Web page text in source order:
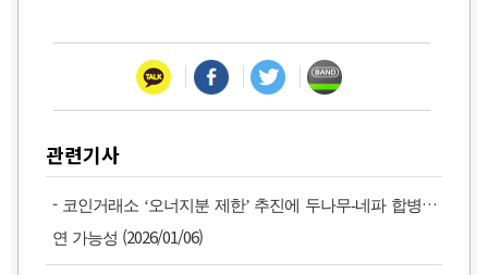
관련기사
- 코인거래소 ‘오너지분 제한’ 추진에 두나무-네파 합병 지
연 가능성 (2026/01/06)